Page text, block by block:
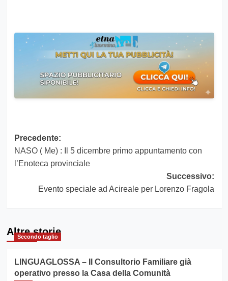
Navigazione
articolo
Precedente:
NASO ( Me) : Il 5 dicembre primo appuntamento con
l’Enoteca provinciale
Successivo:
Evento speciale ad Acireale per Lorenzo Fragola
Altre storie
Secondo taglio
LINGUAGLOSSA – Il Consultorio Familiare già
operativo presso la Casa della Comunità